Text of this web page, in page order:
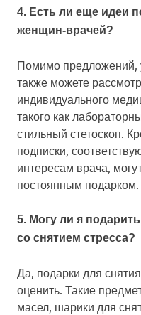
4. Есть ли еще идеи
женщин-врачей?
Помимо предложений,
также можете
индивидуального
такого как
стильный стетоскоп.
подписки,
интересам врача,
постоянным подарком.
5. Могу ли я
со снятием стресса?
Да, подарки для
оценить. Такие
масел, шарики для